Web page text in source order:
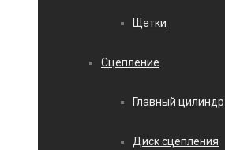
Щетки
Сцепление
Главный
Диск сцепления